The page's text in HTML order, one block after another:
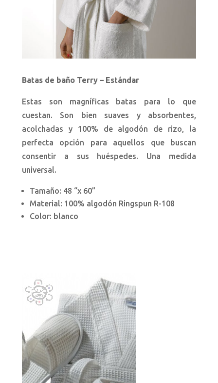
Batas de baño Terry – Estándar
Estas son magníficas batas para lo que
cuestan. Son bien suaves y absorbentes,
acolchadas y 100% de algodón de rizo, la
perfecta opción para aquellos que buscan
consentir a sus huéspedes. Una medida
universal.
Tamaño: 48 “x 60”
Material: 100% algodón Ringspun R-108
Color: blanco